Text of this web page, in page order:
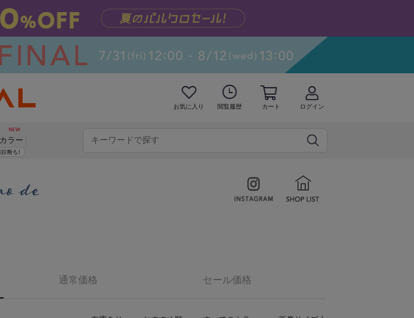
お気に入り 閲覧履歴 カート ログイン
カラー
通常価格 セール価格